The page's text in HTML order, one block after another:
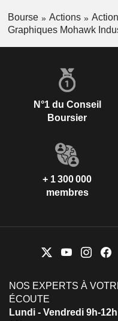
Bourse Actions
Graphiques Mohawk
N°1 du Conseil
Boursier
+ 1 300 000
membres
NOS EXPERTS À
ÉCOUTE
Lundi - Vendredi 9h-